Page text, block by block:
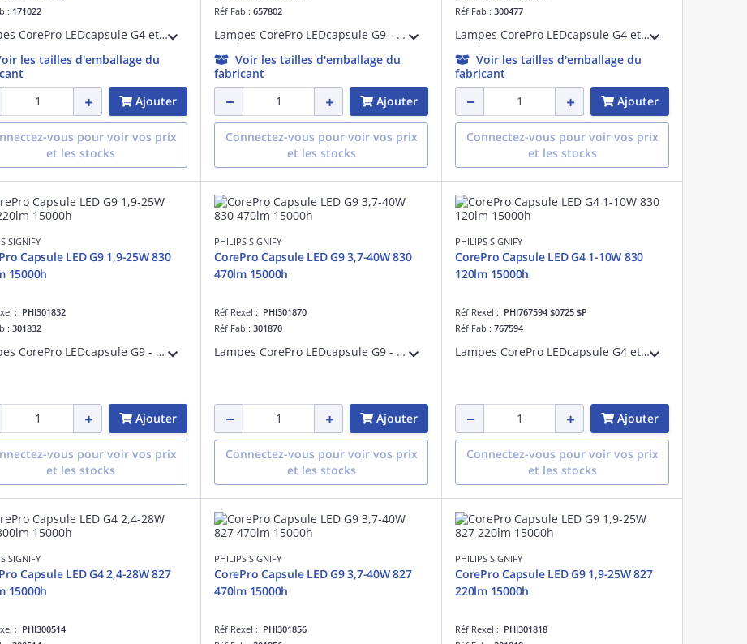
: 171022
Lampes CorePro LEDcapsule G4 et GY6.35 - LED-lamp/Multi-LED - Consommation électrique: 4.2 W - Classe d'efficacité énergétique: F - Température de
les tailles d'emballage du
Ajouter
vous pour voir vos prix
et les stocks
Réf Fab : 657802
Lampes CorePro LEDcapsule G9 - LED-lamp/Multi-LED - Consommation électrique: 4.8 W - Classe d'efficacité énergétique: E
Voir les tailles d'emballage du
fabricant
Ajouter
Connectez-vous pour voir vos prix
et les stocks
Réf Fab : 300477
Lampes CorePro LEDcapsule G4 et GY6.35 - LED-lamp/Multi-LED - Consommation électrique: 1.7 W - Classe d'efficacité énergétique: F - Température de
Voir les tailles d'emballage du
fabricant
Ajouter
Connectez-vous pour voir vos prix
et les stocks
SIGNIFY
Capsule LED G9 1,9-25W 830
15000h
: PHI301832
: 301832
Lampes CorePro LEDcapsule G9 - LED-lamp/Multi-LED - Consommation électrique: 1.9 W - Classe d'efficacité énergétique: E
Ajouter
vous pour voir vos prix
et les stocks
PHILIPS SIGNIFY
CorePro Capsule LED G9 3,7-40W 830
470lm 15000h
Réf Rexel : PHI301870
Réf Fab : 301870
Lampes CorePro LEDcapsule G9 - LED-lamp/Multi-LED - Consommation électrique: 3.7 W - Classe d'efficacité énergétique: E
Ajouter
Connectez-vous pour voir vos prix
et les stocks
PHILIPS SIGNIFY
CorePro Capsule LED G4 1-10W 830
120lm 15000h
Réf Rexel : PHI767594 $0725 $P
Réf Fab : 767594
Lampes CorePro LEDcapsule G4 et GY6.35 - LED-lamp/Multi-LED - Consommation électrique: 1 W - Classe d'efficacité énergétique: E
Ajouter
Connectez-vous pour voir vos prix
et les stocks
SIGNIFY
Capsule LED G4 2,4-28W 827
15000h
: PHI300514
PHILIPS SIGNIFY
CorePro Capsule LED G9 3,7-40W 827
470lm 15000h
Réf Rexel : PHI301856
PHILIPS SIGNIFY
CorePro Capsule LED G9 1,9-25W 827
220lm 15000h
Réf Rexel : PHI301818